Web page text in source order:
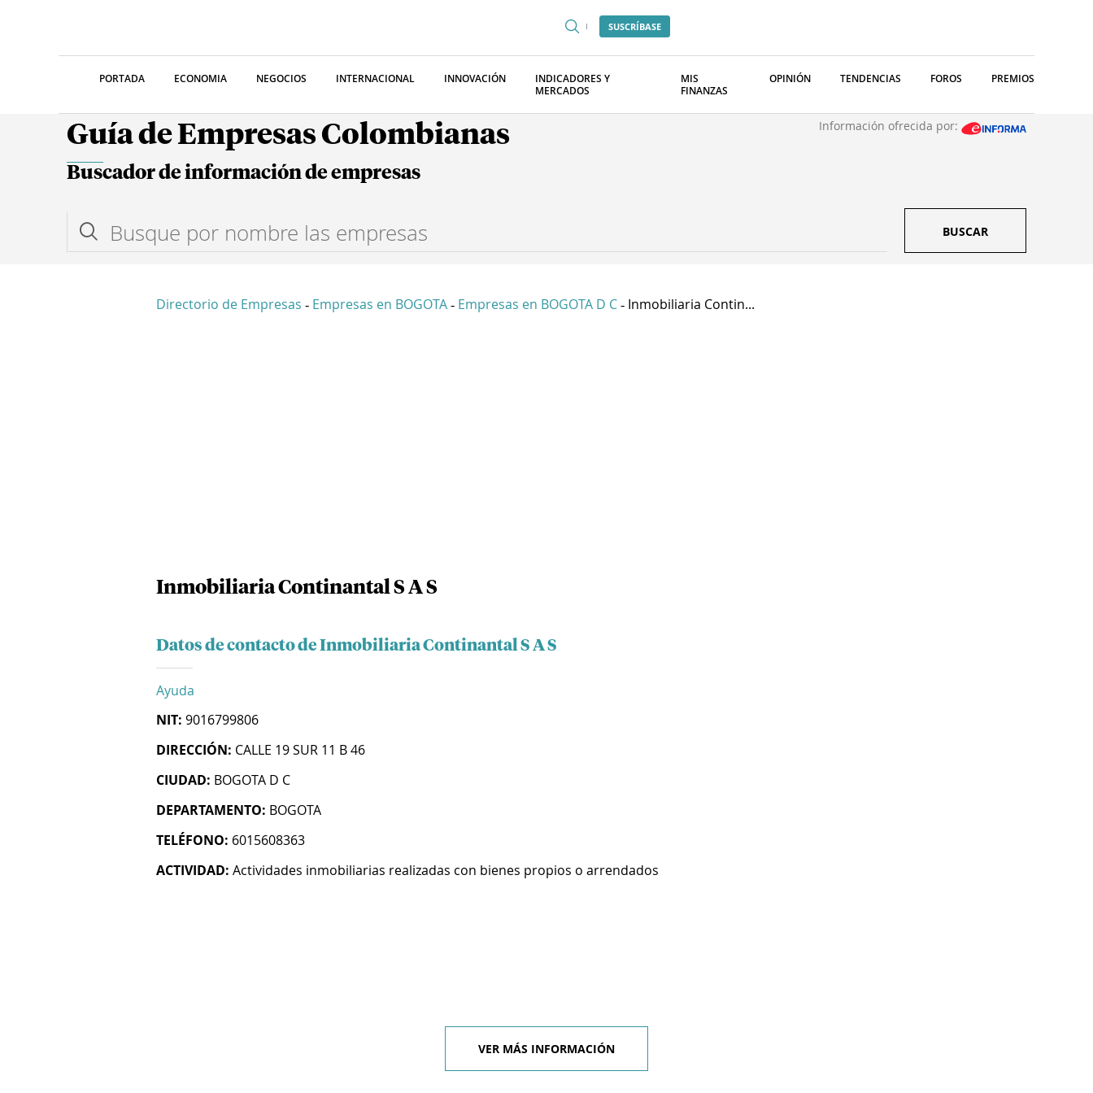
SUSCRÍBASE
PORTADA ECONOMIA NEGOCIOS INTERNACIONAL INNOVACIÓN
INDICADORES Y
MERCADOS
MIS
FINANZAS
OPINIÓN TENDENCIAS FOROS PREMIOS
Guía de Empresas Colombianas Información ofrecida por:
Buscador de información de empresas
BUSCAR
Directorio de Empresas - Empresas en BOGOTA - Empresas en BOGOTA D C - Inmobiliaria Contin...
Inmobiliaria Continantal S A S
Datos de contacto de Inmobiliaria Continantal S A S
Ayuda
NIT: 9016799806
DIRECCIÓN: CALLE 19 SUR 11 B 46
CIUDAD: BOGOTA D C
DEPARTAMENTO: BOGOTA
TELÉFONO: 6015608363
ACTIVIDAD: Actividades inmobiliarias realizadas con bienes propios o arrendados
VER MÁS INFORMACIÓN